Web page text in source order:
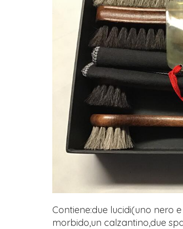
Contiene:due lucidi(uno nero
morbido,un calzantino,due